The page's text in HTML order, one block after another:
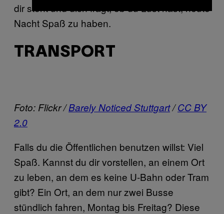
dir steht und dich fragt, ob du Lust hast, heute
Nacht Spaß zu haben.
TRANSPORT
Foto: Flickr /Barely Noticed Stuttgart/CC BY
2.0
Falls du die Öffentlichen benutzen willst: Viel
Spaß. Kannst du dir vorstellen, an einem Ort
zu leben, an dem es keine U-Bahn oder Tram
gibt? Ein Ort, an dem nur zwei Busse
stündlich fahren, Montag bis Freitag? Diese